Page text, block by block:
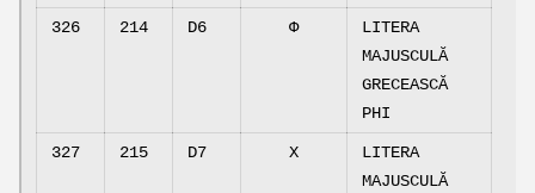
326 214 D6 Φ
LITERA
MAJUSCULĂ
GRECEASCĂ
PHI
327 215 D7 Χ
LITERA
MAJUSCULĂ